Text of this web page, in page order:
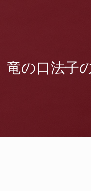
竜の口法子